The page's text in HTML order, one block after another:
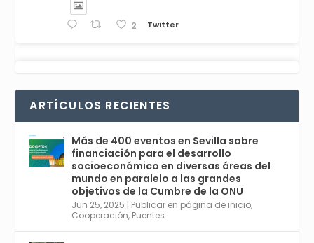
2 Twitter
r
comienza en Sevilla este lunes 2 con la
Conferencia Internacional sobre Catálisis, y
con el Congreso de Parasitología. Del día 3 al
6, Congreso de Metodología de Ciencias
Sociales y la Salud; y los días 5 y 6 Jornadas
de Economía Industrial.
4
1 2 Twitter
ARTÍCULOS RECIENTES
Más de 400 eventos en Sevilla sobre
financiación para el desarrollo
socioeconómico en diversas áreas del
mundo en paralelo a las grandes
objetivos de la Cumbre de la ONU
Jun 25, 2025 | Publicar en página de inicio,
Cooperación, Puentes